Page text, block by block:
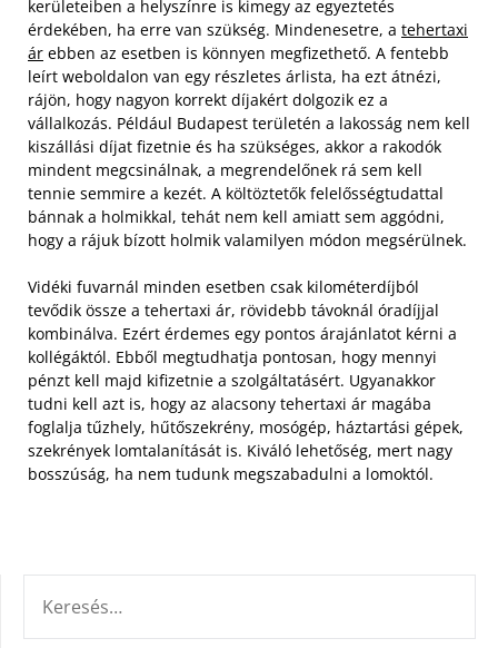
kerületeiben a helyszínre is kimegy az egyeztetés
érdekében, ha erre van szükség. Mindenesetre, a tehertaxi
ár ebben az esetben is könnyen megfizethető. A fentebb
leírt weboldalon van egy részletes árlista, ha ezt átnézi,
rájön, hogy nagyon korrekt díjakért dolgozik ez a
vállalkozás. Például Budapest területén a lakosság nem kell
kiszállási díjat fizetnie és ha szükséges, akkor a rakodók
mindent megcsinálnak, a megrendelőnek rá sem kell
tennie semmire a kezét. A költöztetők felelősségtudattal
bánnak a holmikkal, tehát nem kell amiatt sem aggódni,
hogy a rájuk bízott holmik valamilyen módon megsérülnek.
Vidéki fuvarnál minden esetben csak kilométerdíjból
tevődik össze a tehertaxi ár, rövidebb távoknál óradíjjal
kombinálva. Ezért érdemes egy pontos árajánlatot kérni a
kollégáktól. Ebből megtudhatja pontosan, hogy mennyi
pénzt kell majd kifizetnie a szolgáltatásért. Ugyanakkor
tudni kell azt is, hogy az alacsony tehertaxi ár magába
foglalja tűzhely, hűtőszekrény, mosógép, háztartási gépek,
szekrények lomtalanítását is. Kiváló lehetőség, mert nagy
bosszúság, ha nem tudunk megszabadulni a lomoktól.